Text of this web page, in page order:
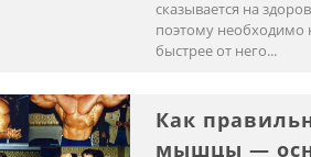
сказывается на
поэтому необходимо
быстрее от него...
Как
мышцы —